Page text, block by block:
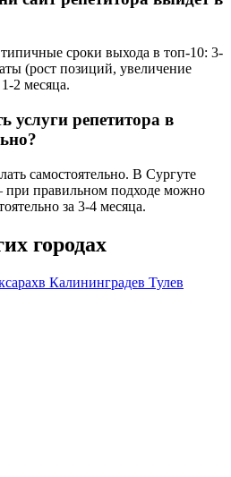
сроки выхода в топ-10: 3-
(рост позиций, увеличение
2 месяца.
услуги репетитора в
самостоятельно. В Сургуте
правильном подходе можно
за 3-4 месяца.
городах
в Калининградев Тулев